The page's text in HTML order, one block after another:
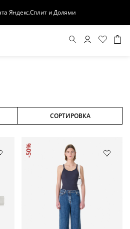
Яндекс.Сплит и Долями
Церемония
СОРТИРОВКА
-50%